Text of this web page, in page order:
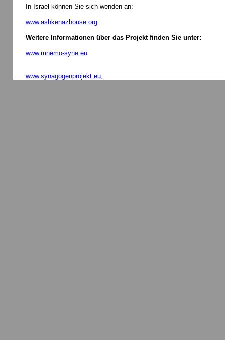
In Israel können Sie sich wenden an:
www.ashkenazhouse.org
Weitere Informationen über das Projekt finden Sie unter:
www.mnemo-syne.eu
www.synagogenprojekt.eu,